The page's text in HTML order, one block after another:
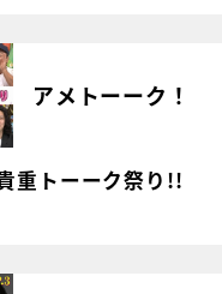
アメトーーク！
重トーーク祭り!!